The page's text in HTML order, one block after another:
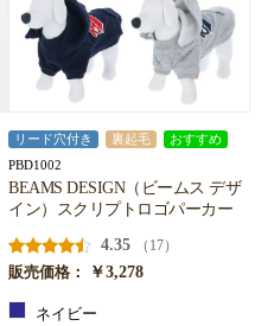
リード穴付き 裏起毛 おすすめ
PBD1002
BEAMS DESIGN（ビームス デザ
イン）スクリプトロゴパーカー
4.35
（17）
販売価格：
￥3,278
ネイビー